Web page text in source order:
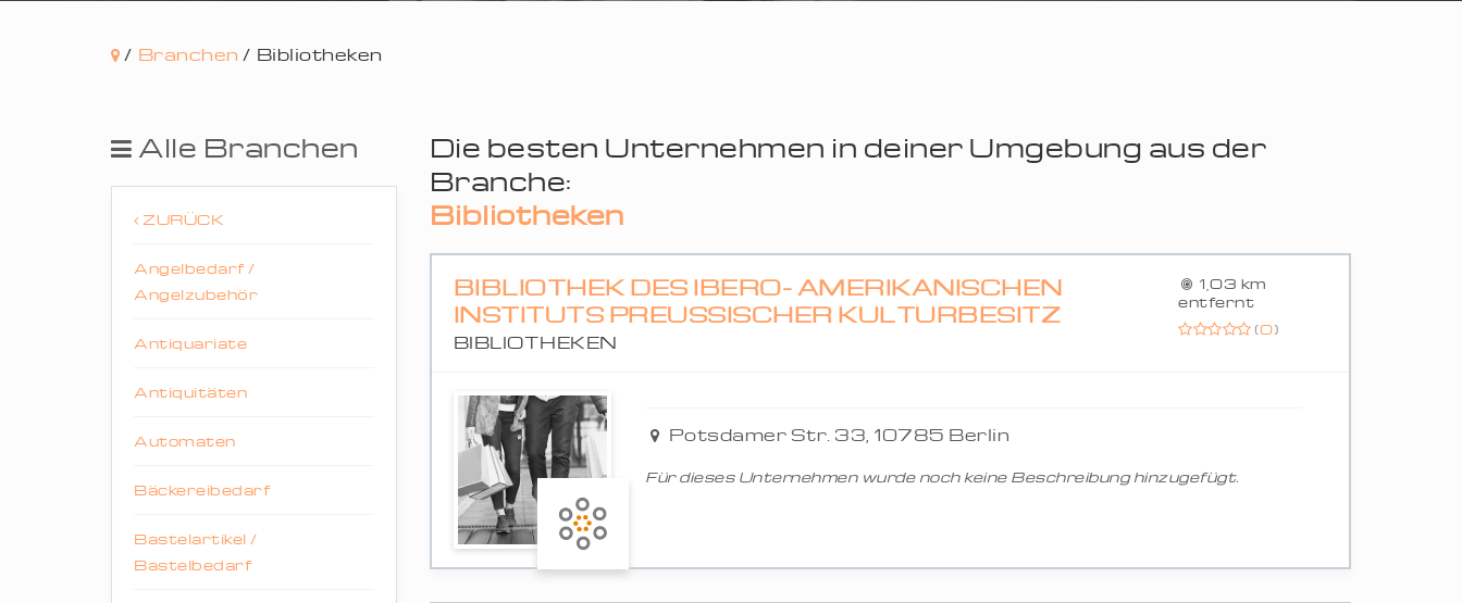
/ Branchen / Bibliotheken
Alle Branchen
ZURÜCK
Angelbedarf /
Angelzubehör
Antiquariate
Antiquitäten
Automaten
Bäckereibedarf
Bastelartikel /
Bastelbedarf
Die besten Unternehmen in deiner Umgebung aus der
Branche:
Bibliotheken
BIBLIOTHEK DES IBERO- AMERIKANISCHEN
INSTITUTS PREUSSISCHER KULTURBESITZ
BIBLIOTHEKEN
1,03 km
entfernt
(0)
Potsdamer Str. 33, 10785 Berlin
Für dieses Unternehmen wurde noch keine Beschreibung hinzugefügt.